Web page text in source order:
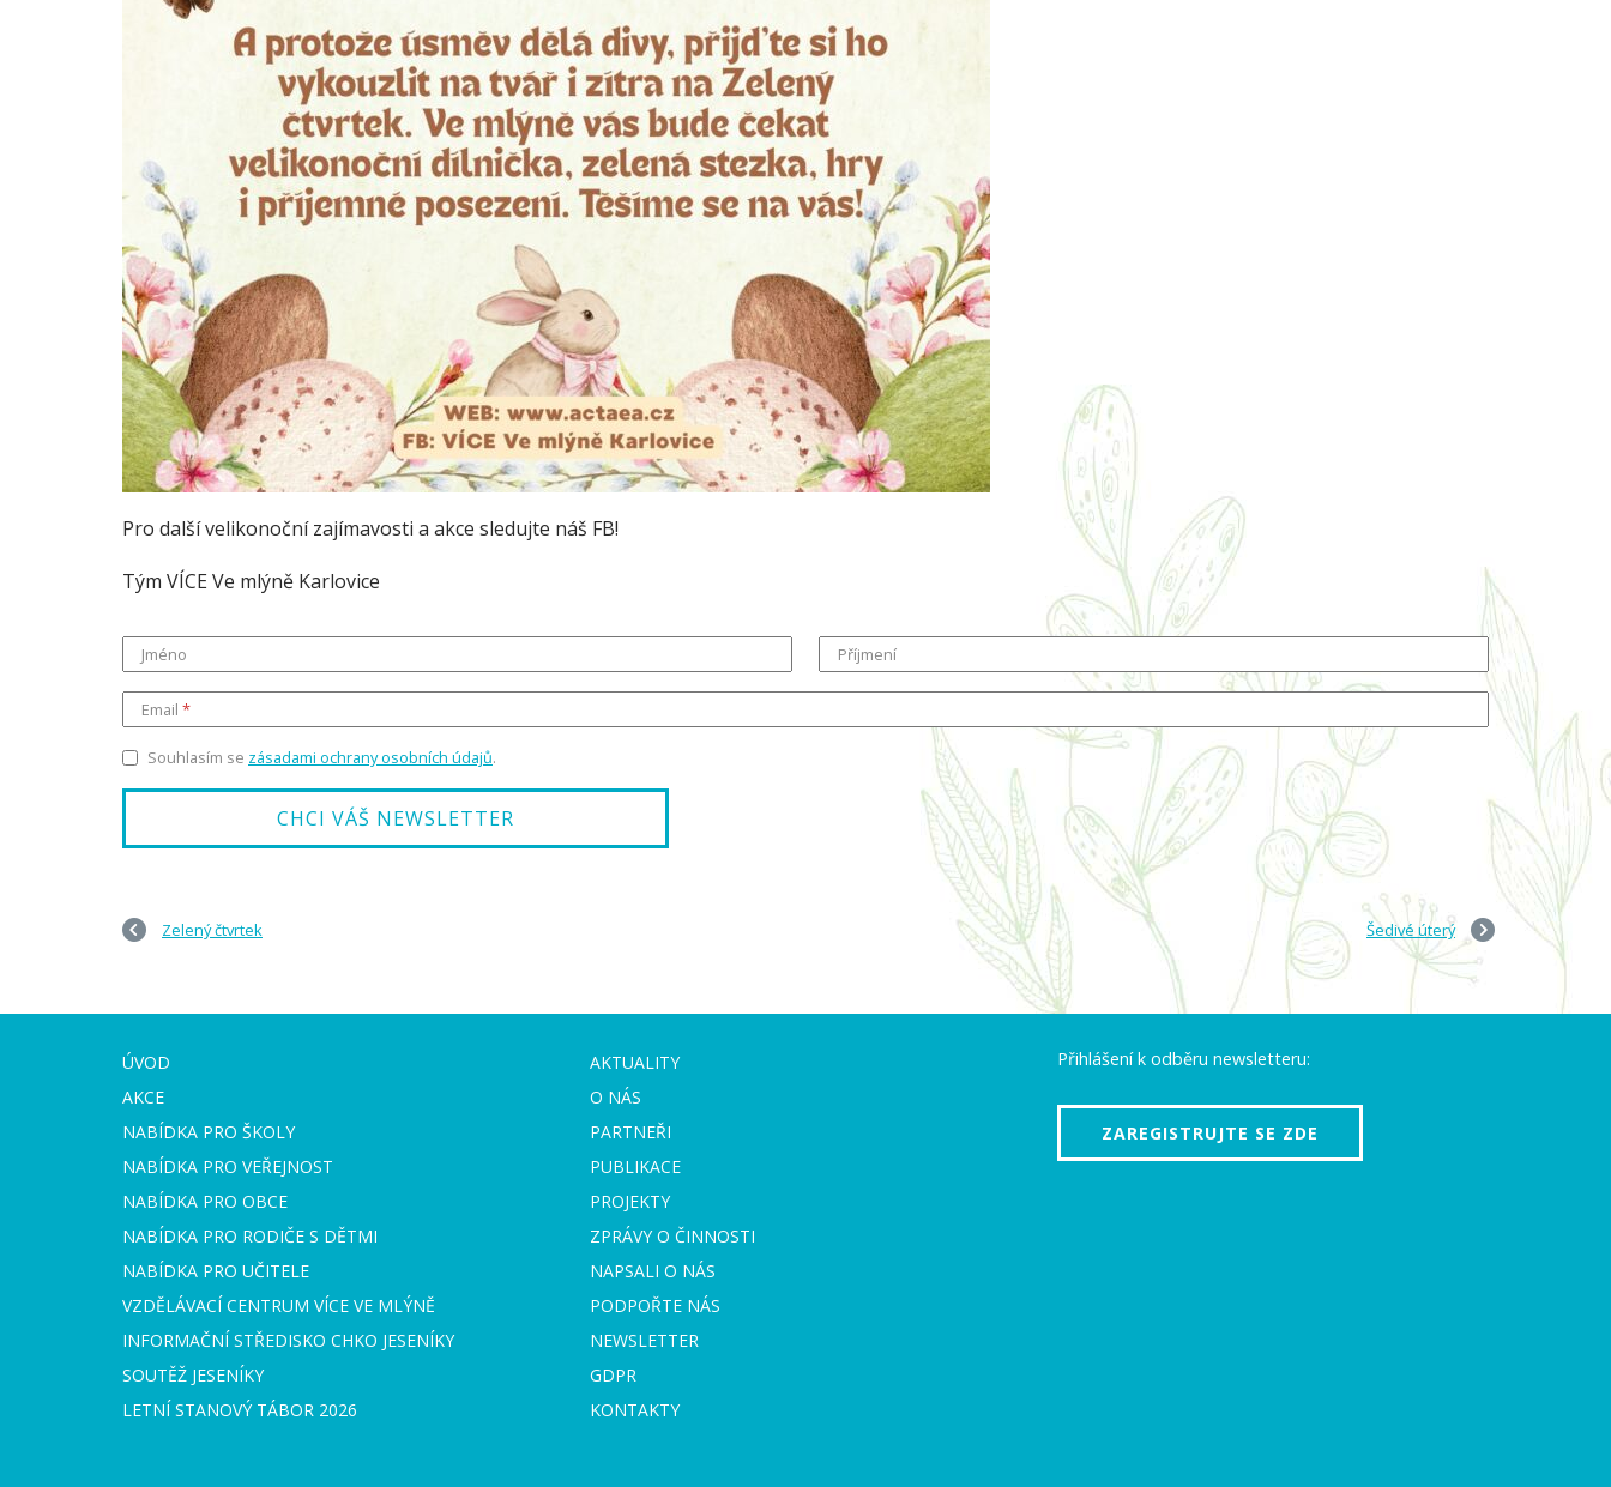
Pro další velikonoční zajímavosti a akce sledujte náš FB!
Tým VÍCE Ve mlýně Karlovice
Jméno Příjmení
Email
Souhlasím se zásadami ochrany osobních údajů.
Zelený čtvrtek Šedivé úterý
ÚVOD
AKCE
NABÍDKA PRO ŠKOLY
NABÍDKA PRO VEŘEJNOST
NABÍDKA PRO OBCE
NABÍDKA PRO RODIČE S DĚTMI
NABÍDKA PRO UČITELE
VZDĚLÁVACÍ CENTRUM VÍCE VE MLÝNĚ
INFORMAČNÍ STŘEDISKO CHKO JESENÍKY
SOUTĚŽ JESENÍKY
LETNÍ STANOVÝ TÁBOR 2026
AKTUALITY
O NÁS
PARTNEŘI
PUBLIKACE
PROJEKTY
ZPRÁVY O ČINNOSTI
NAPSALI O NÁS
PODPOŘTE NÁS
NEWSLETTER
GDPR
KONTAKTY
Přihlášení k odběru newsletteru:
ZAREGISTRUJTE SE ZDE